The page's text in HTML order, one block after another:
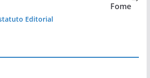
Fome
Editorial